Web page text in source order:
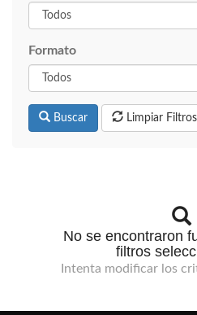
Formato
Buscar Limpiar Filtros
No se encontraron
filtros
Intenta modificar los